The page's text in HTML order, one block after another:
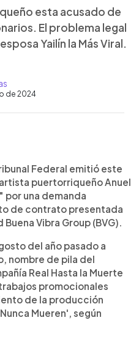
esta acusado de
El problema legal
Yailín la Más Viral.
de 2024
Federal emitió este
puertorriqueño Anuel
por una demanda
de contrato presentada
Vibra Group (BVG).
del año pasado a
nombre de pila del
Real Hasta la Muerte
promocionales
de la producción
Mueren', según